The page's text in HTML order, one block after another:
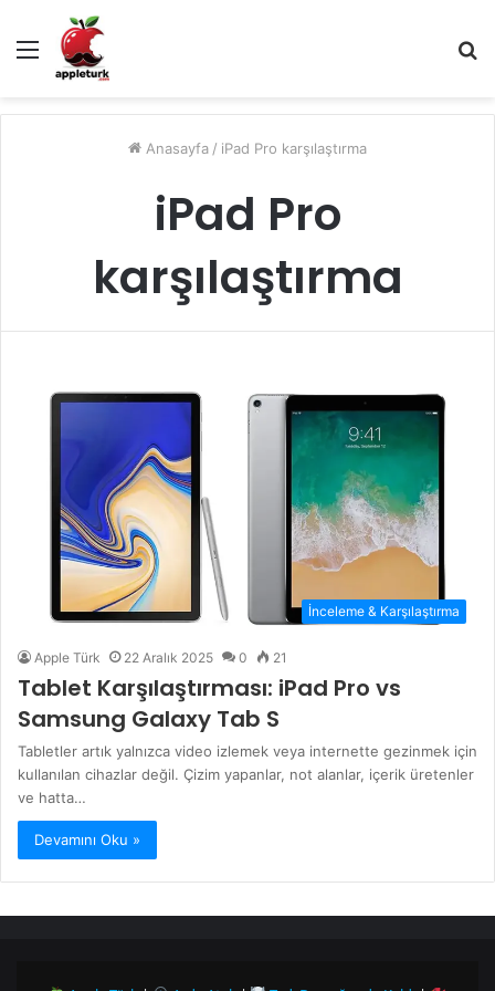
Menü
...
Anasayfa / iPad Pro karşılaştırma
iPad Pro
karşılaştırma
İnceleme & Karşılaştırma
Apple Türk 22 Aralık 2025 0 21
Tablet Karşılaştırması: iPad Pro vs
Samsung Galaxy Tab S
Tabletler artık yalnızca video izlemek veya internette gezinmek için
kullanılan cihazlar değil. Çizim yapanlar, not alanlar, içerik üretenler
ve hatta…
Devamını Oku »